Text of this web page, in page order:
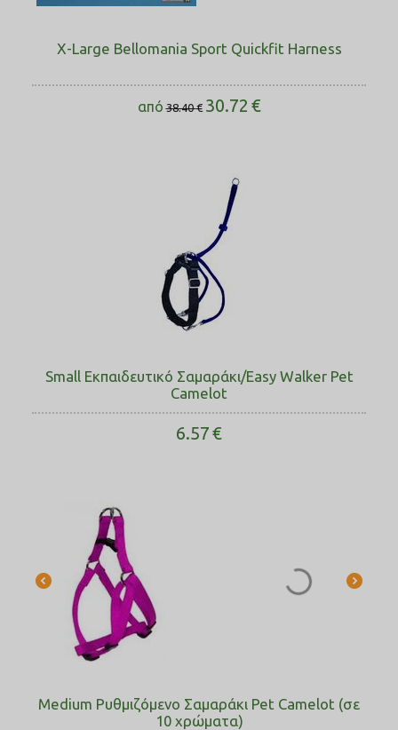
X-Large Bellomania Sport Quickfit Harness
από 38.40 € 30.72 €
Small Εκπαιδευτικό Σαμαράκι/Easy Walker Pet
Camelot
6.57€
Medium Ρυθμιζόμενο Σαμαράκι Pet Camelot (σε
10 χρώματα)